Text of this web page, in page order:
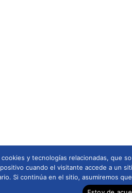
y tecnologías relacionadas, que
cuando el visitante accede a un
Si continúa en el sitio, asumiremos